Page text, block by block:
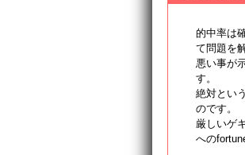
的中率は
て問題を
悪い事が
す。
絶対とい
のです。
厳しいゲ
への